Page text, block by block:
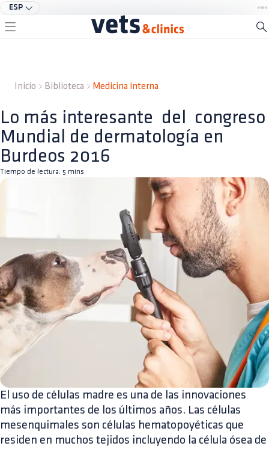
ESP
Inicio Biblioteca Medicina interna
Lo más interesante del congreso
Mundial de dermatología en
Burdeos 2016
Tiempo de lectura: 5 mins
El uso de células madre es una de las innovaciones
más importantes de los últimos años. Las células
mesenquimales son células hematopoyéticas que
residen en muchos tejidos incluyendo la célula ósea de